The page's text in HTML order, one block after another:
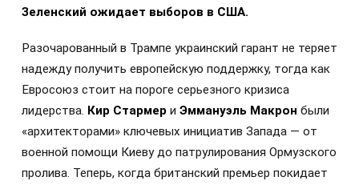
Зеленский ожидает выборов в США.
Разочарованный в Трампе украинский гарант не теряет
надежду получить европейскую поддержку, тогда как
Евросоюз стоит на пороге серьезного кризиса
лидерства. Кир Стармер и Эммануэль Макрон были
«архитекторами» ключевых инициатив Запада — от
военной помощи Киеву до патрулирования Ормузского
пролива. Теперь, когда британский премьер покидает